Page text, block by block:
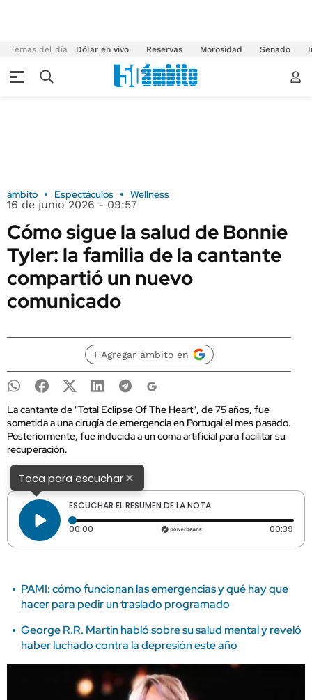
Temas del día Dólar en vivo Reservas Morosidad Senado
ámbito Espectáculos Wellness
16 de junio 2026 - 09:57
Cómo sigue la salud de Bonnie
Tyler: la familia de la cantante
compartió un nuevo
comunicado
+ Agregar ámbito en
La cantante de "Total Eclipse Of The Heart", de 75 años, fue
sometida a una cirugía de emergencia en Portugal el mes pasado.
Posteriormente, fue inducida a un coma artificial para facilitar su
recuperación.
Toca para escuchar×
ESCUCHAR EL RESUMEN DE LA NOTA
00:00 Tiempo transcurrido: 0 segundos 00:39
PAMI: cómo funcionan las emergencias y qué hay que
hacer para pedir un traslado programado
George R.R. Martin habló sobre su salud mental y reveló
haber luchado contra la depresión este año